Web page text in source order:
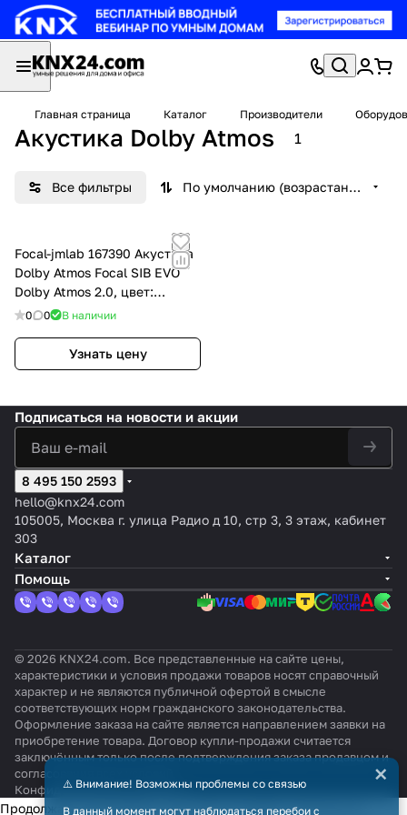
Главная страница Каталог Производители
Акустика Dolby Atmos 1
Все фильтры По умолчанию (возрастание)
Focal-jmlab 167390 Акустика
Dolby Atmos Focal SIB EVO
Dolby Atmos 2.0, цвет:
Чёрный
0 0 В наличии
Узнать цену
Подписаться на новости и акции
8 495 150 2593
hello@knx24.com
105005, Москва г. улица Радио д 10, стр 3, 3 этаж, кабинет
303
Каталог
Помощь
© 2026 KNX24.com. Все представленные на сайте цены,
характеристики и условия продажи товаров носят справочный
характер и не являются публичной офертой в смысле
соответствующих норм гражданского законодательства.
Оформление заказа на сайте является направлением заявки на
приобретение товара. Договор купли-продажи считается
заключённым только после подтверждения заказа продавцом и
согласования всех условий.
КонфиденциальностьОферта
⚠️ Внимание! Возможны проблемы со связью
В данный момент могут наблюдаться перебои с
×
Продолжая использовать наш сайт, вы даёте согласие на